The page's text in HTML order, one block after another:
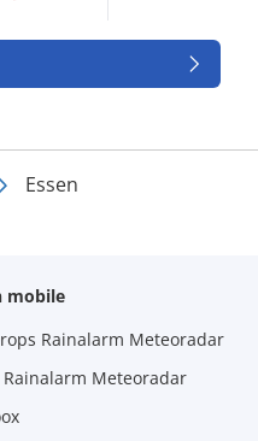
Essen
mobile
Rainalarm Meteoradar
Rainalarm Meteoradar